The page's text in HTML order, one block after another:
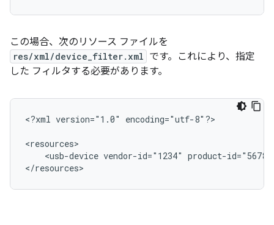
この場合、次のリソース ファイルを
res/xml/device_filter.xml です。これにより、指定
した フィルタする必要があります。
<?xml version="1.0" encoding="utf-8"?>
<usb-device vendor-id="1234" product-id="5678"
</resources>